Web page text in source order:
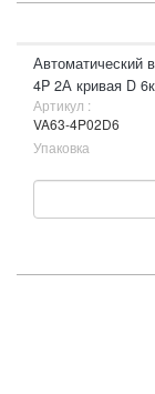
Автоматический
4P 2А кривая D
Артикул :
VA63-4P02D6
Упаковка